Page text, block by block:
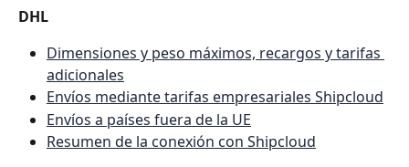
DHL
Dimensiones y peso máximos, recargos y tarifas
adicionales
Envíos mediante tarifas empresariales Shipcloud
Envíos a países fuera de la UE
Resumen de la conexión con Shipcloud